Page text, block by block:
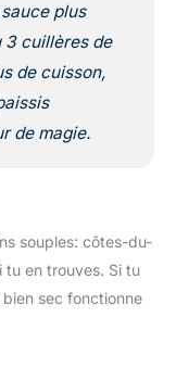
plus
3 cuillères de
de cuisson,
de magie.
souples: côtes-du-
tu en trouves. Si tu
sec fonctionne